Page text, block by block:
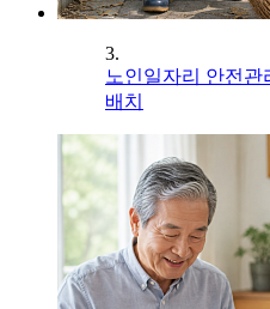
3.
노인일자리 안전관
배치